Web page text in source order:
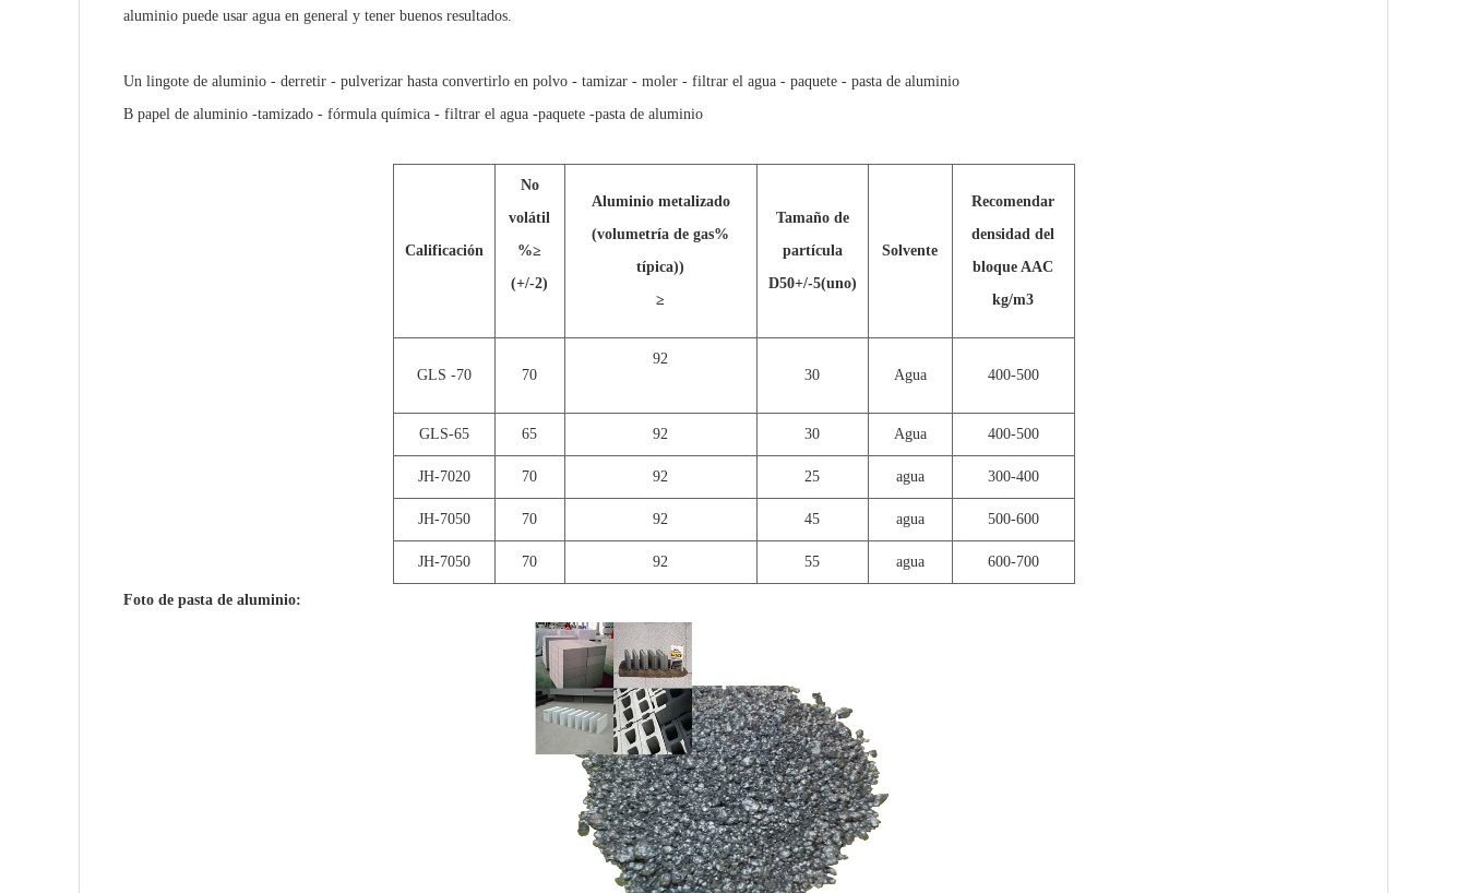
aluminio puede usar agua en general y tener buenos resultados.
Un lingote de aluminio - derretir - pulverizar hasta convertirlo en polvo - tamizar - moler - filtrar el agua - paquete - pasta de aluminio
B papel de aluminio -tamizado - fórmula química - filtrar el agua -paquete -pasta de aluminio
Calificación
No
volátil
%≥
(+/-2)
Aluminio metalizado
(volumetría de gas%
típica))
≥
Tamaño de
partícula
D50+/-5(uno)
Solvente
Recomendar
densidad del
bloque AAC
kg/m3
GLS -70 70
92
30
Agua 400-500
GLS-65 65 92 30 Agua 400-500
JH-7020 70 92 25 agua 300-400
JH-7050 70 92 45 agua 500-600
JH-7050 70 92 55 agua 600-700
Foto de pasta de aluminio: